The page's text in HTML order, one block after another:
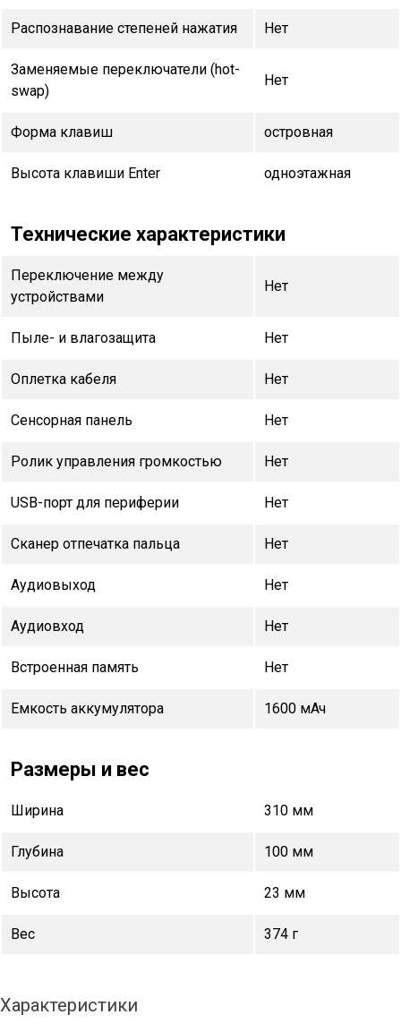
Распознавание степеней нажатия Нет
Заменяемые переключатели (hot-
swap)
Нет
Форма клавиш островная
Высота клавиши Enter одноэтажная
Технические характеристики
Переключение между
устройствами
Нет
Пыле- и влагозащита Нет
Оплетка кабеля Нет
Сенсорная панель Нет
Ролик управления громкостью Нет
USB-порт для периферии Нет
Сканер отпечатка пальца Нет
Аудиовыход Нет
Аудиовход Нет
Встроенная память Нет
Емкость аккумулятора 1600 мАч
Размеры и вес
Ширина 310 мм
Глубина 100 мм
Высота 23 мм
Вес 374 г
Характеристики